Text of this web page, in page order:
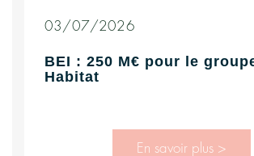
03/07/2026
BEI : 250 M€ pour le
Habitat
En savoir plus >